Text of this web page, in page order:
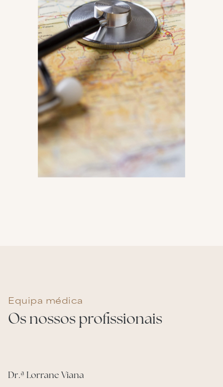
Equipa médica
Os nossos profissionais
Dr.ª Lorrane Viana